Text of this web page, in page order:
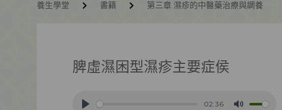
養生學堂 書籍 第三章 濕疹的中醫藥治療與調養
脾虛濕困型濕疹主要症侯
02:36